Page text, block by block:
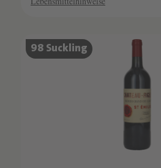
SCHATZKAMMER
SEHR LIMITIERT
98 Suckling